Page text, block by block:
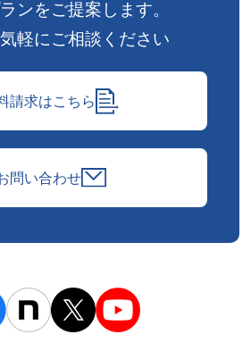
ンをご提案します。
軽にご相談ください
請求はこちら
問い合わせ